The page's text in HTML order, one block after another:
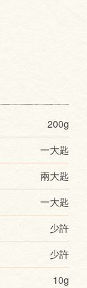
200g
一大匙
兩大匙
一大匙
少許
少許
10g